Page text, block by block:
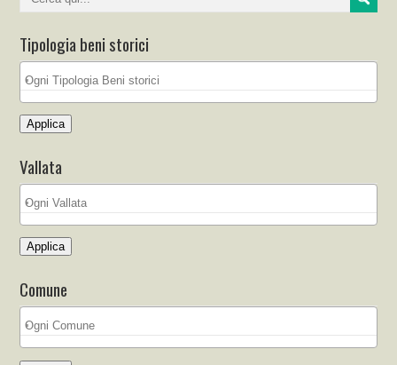
Tipologia beni storici
Applica
Vallata
Applica
Comune